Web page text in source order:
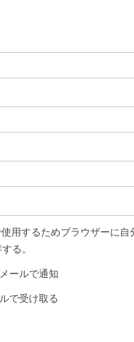
用するためブラウザーに自
る。
ールで通知
で受け取る